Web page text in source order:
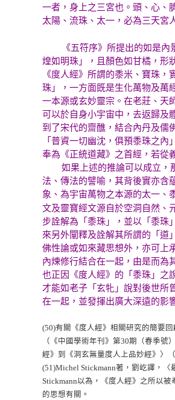
一者，身上之三宮也。頭、心、
太陽、流珠、太一，必為三天宮
《五符序》所提出的如是內景
煌如明珠」，且顏色如甘橘，形
《度人經》所謂的黍米、寶珠
珠」，一方面既是生化萬物及萬
一本源或玄妙靈宗。在老莊、天
可以於自身小宇宙中，去返歸及
到了宋代的齋醮，結合內丹及儒
「普資一切幽沈，俱預黍珠之
奉為《正統道藏》之首經，若從
如果上述的推論可以成立，那
法、傳法的譬喻，其背後實亦含
象、為宇宙萬物之本源的太一、
文及靈寶經文源自於空洞自然、
步詮解為「黍珠」，並以「黍珠
來另外闡釋及詮解其所謂的「道
佛性論或如來藏思想外，亦可上
內煉修行結合在一起，由是而為
也正因《度人經》的「黍珠」之
才能如老子「玄牝」說對後世所
在一起，並發揮出廣大深遠的影
(50)有關《度人經》相關研究的簡要
（《中國學術年刊》第30期（春季
經》到《洞玄無量度人上品妙經》〉
(51)Michel Stickmann著，劉屹譯，
Stickmann以為，《度人經》之所以
的思想有關。